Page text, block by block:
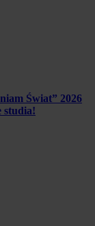
Świat” 2026
studia!